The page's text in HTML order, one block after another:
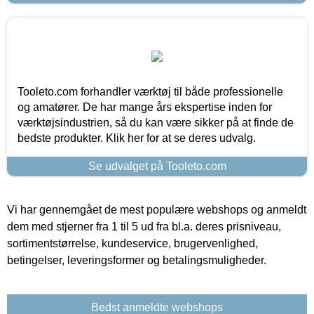
Tooleto.com forhandler værktøj til både professionelle
og amatører. De har mange års ekspertise inden for
værktøjsindustrien, så du kan være sikker på at finde de
bedste produkter. Klik her for at se deres udvalg.
Se udvalget på Tooleto.com
Vi har gennemgået de mest populære webshops og anmeldt
dem med stjerner fra 1 til 5 ud fra bl.a. deres prisniveau,
sortimentstørrelse, kundeservice, brugervenlighed,
betingelser, leveringsformer og betalingsmuligheder.
Bedst anmeldte webshops